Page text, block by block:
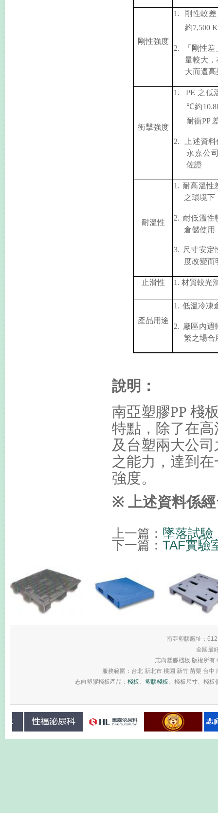
剛性強度
1.
剛性較
約7,500
2.
「剛性
量較大
大而遭
衝擊強度
1. PE 之低
℃約
耐衝PP
2.
上述資
永嘉公
佐證
耐溫性
1. 耐高溫性
之環境下
2. 耐低溫性
倉儲使用
3. 尺寸安定
度改變而
止滑性 1. 材質較光
產品用途
1. 低溫冷凍
2. 廠區內週
繁之場合
說明：
南亞塑膠PP 棧
特點，除了在
及台塑兩大公
之能力，達到
強度。
※ 上述資料係
上一篇： 墜落試驗
下一篇： TAF實驗
南亞塑膠廠址：
全國最
志向塑膠棧板 版權所
服務範圍：台北 新北市 桃園 新竹 苗栗 台
志向塑膠棧板產品： 棧板、 塑膠棧板、棧板尺寸、棧板